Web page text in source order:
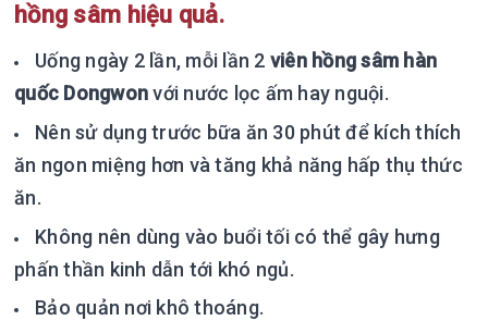
hồng sâm hiệu quả.
Uống ngày 2 lần, mỗi lần 2 viên hồng sâm hàn
quốc Dongwonvới nước lọc ấm hay nguội.
Nên sử dụng trước bữa ăn 30 phút để kích thích
ăn ngon miệng hơn và tăng khả năng hấp thụ thức
ăn.
Không nên dùng vào buổi tối có thể gây hưng
phấn thần kinh dẫn tới khó ngủ.
Bảo quản nơi khô thoáng.